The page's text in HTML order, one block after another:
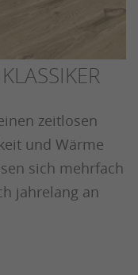
zeitlosen
und Wärme
sich mehrfach
jahrelang an